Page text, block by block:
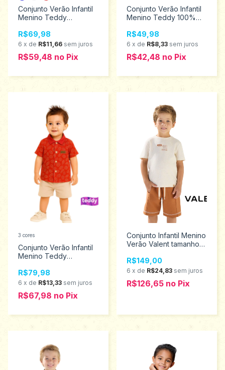
Conjunto Verão Infantil
Menino Teddy
R$69,98
6 x de R$11,66 sem juros
R$59,48 no Pix
Conjunto Verão Infantil
Menino Teddy 100%
3 18454
R$49,98
6 x de R$8,33 sem juros
R$42,48 no Pix
Conjunto Verão Infantil
Menino Teddy
R$79,98
6 x de R$13,33 sem juros
R$67,98 no Pix
3 cores
Conjunto Infantil Menino
Verão Valent tamanhos
R$149,00
6 x de R$24,83 sem juros
R$126,65 no Pix